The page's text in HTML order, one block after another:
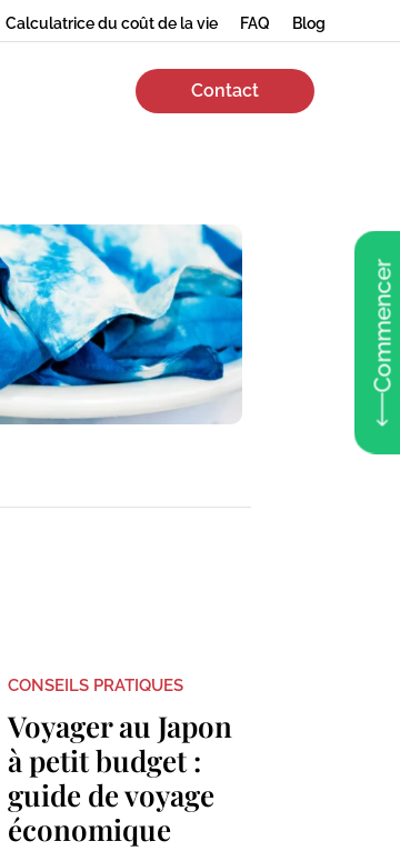
Calculatrice du coût de la vie FAQ Blog
Contact
Commencer
CONSEILS PRATIQUES
Voyager au Japon
à petit budget :
guide de voyage
économique